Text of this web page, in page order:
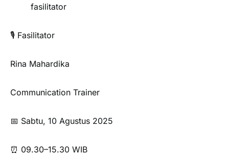
fasilitator
🎙️ Fasilitator
Rina Mahardika
Communication Trainer
📅 Sabtu, 10 Agustus 2025
⏰ 09.30–15.30 WIB